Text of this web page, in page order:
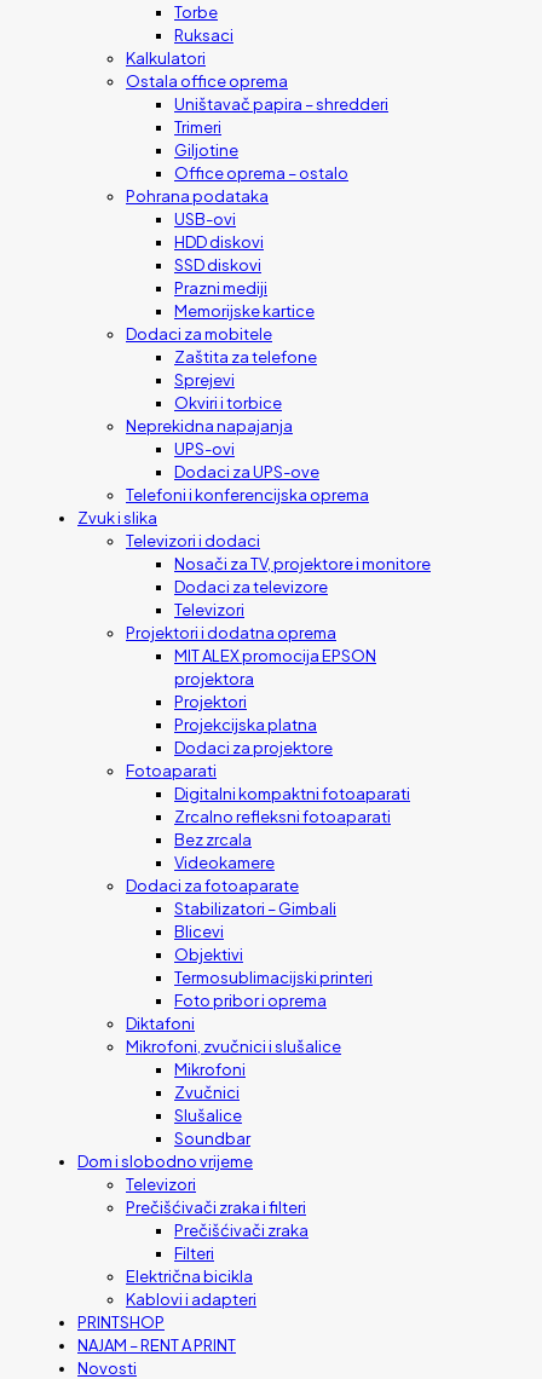
Torbe
Ruksaci
Kalkulatori
Ostala office oprema
Uništavač papira – shredderi
Trimeri
Giljotine
Office oprema – ostalo
Pohrana podataka
USB-ovi
HDD diskovi
SSD diskovi
Prazni mediji
Memorijske kartice
Dodaci za mobitele
Zaštita za telefone
Sprejevi
Okviri i torbice
Neprekidna napajanja
UPS-ovi
Dodaci za UPS-ove
Telefoni i konferencijska oprema
Zvuk i slika
Televizori i dodaci
Nosači za TV, projektore i monitore
Dodaci za televizore
Televizori
Projektori i dodatna oprema
MIT ALEX promocija EPSON
projektora
Projektori
Projekcijska platna
Dodaci za projektore
Fotoaparati
Digitalni kompaktni fotoaparati
Zrcalno refleksni fotoaparati
Bez zrcala
Videokamere
Dodaci za fotoaparate
Stabilizatori – Gimbali
Blicevi
Objektivi
Termosublimacijski printeri
Foto pribor i oprema
Diktafoni
Mikrofoni, zvučnici i slušalice
Mikrofoni
Zvučnici
Slušalice
Soundbar
Dom i slobodno vrijeme
Televizori
Prečišćivači zraka i filteri
Prečišćivači zraka
Filteri
Električna bicikla
Kablovi i adapteri
PRINTSHOP
NAJAM – RENT A PRINT
Novosti